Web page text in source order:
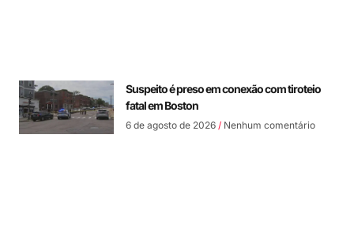
Suspeito é preso em conexão com tiroteio
fatal em Boston
6 de agosto de 2026 Nenhum comentário